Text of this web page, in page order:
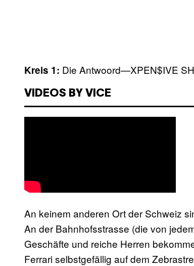
Kreis 1: Die Antwoord—XPEN$IVE
VIDEOS BY VICE
An keinem anderen Ort der Schweiz
An der Bahnhofsstrasse (die von
Geschäfte und reiche Herren
Ferrari selbstgefällig auf dem